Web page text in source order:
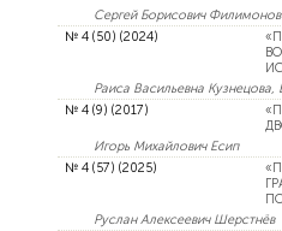
Сергей Борисович Филимонов
№ 4 (50) (2024)
Раиса Васильевна
№ 4 (9) (2017)
Игорь Михайлович Есип
№ 4 (57) (2025)
Руслан Алексеевич Шерстнёв